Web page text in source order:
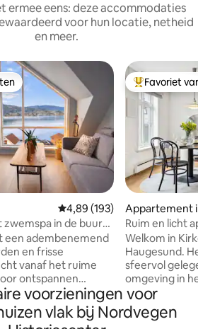
ermee eens: deze accommodaties
voor hun locatie, netheid
en meer.
Gemiddelde beoordeling van
4,89 (193)
in de buurt
een adembenemend
en frisse
vanaf het ruime
ontspannen
diners en
samen. Op
van de
Topfavoriet van
Favoriet van
Appartement in
Ruim en licht
Welkom in
Haugesund. Het
sfeervol gelegen
omgeving in het
centrum. Als je
bezoekers, dan is dit
het appartement
voorzieningen voor
vlak bij Nordvegen